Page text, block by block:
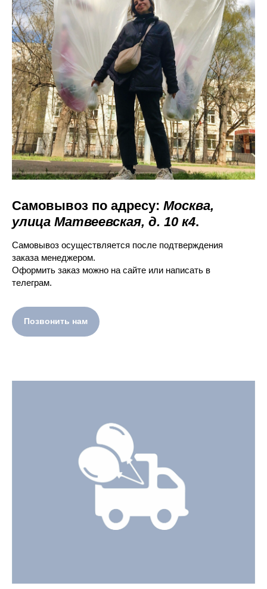
Самовывоз по адресу: Москва,
улица Матвеевская, д. 10 к4.
Самовывоз осуществляется после подтверждения
заказа менеджером.
Оформить заказ можно на сайте или написать в
телеграм.
Позвонить нам